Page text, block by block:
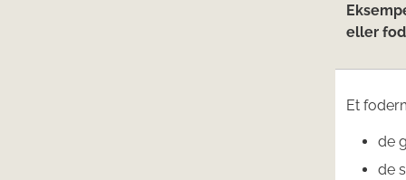
eller
Et
de
de